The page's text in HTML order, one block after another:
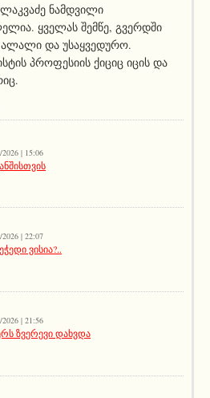
ნამდვილი
ყველას შემწე, გვერდში
და უსაყვედურო.
პროფესიის ქიციც იცის და
2026 | 15:06
2026 | 22:07
ვისია?..
2026 | 21:56
ზვერევი დახვდა